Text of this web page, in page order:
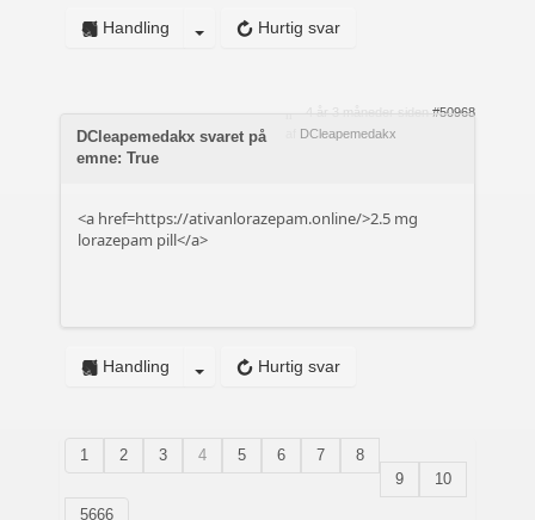
Hurtig svar
Handling
4 år 3 måneder siden
#50968
DCleapemedakx
DCleapemedakx svaret på
emne: True
<a href=https://ativanlorazepam.online/>2.5 mg
lorazepam pill</a>
Hurtig svar
Handling
1 2 3 4 5 6 7
8
9
10
5666